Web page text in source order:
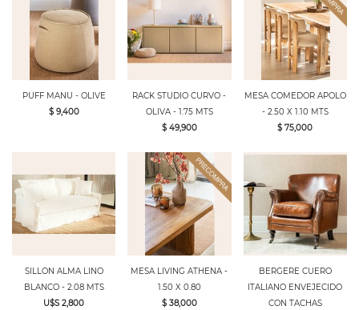
PUFF MANU - OLIVE
$ 9,400
RACK STUDIO CURVO -
OLIVA - 1.75 MTS
$ 49,900
MESA COMEDOR APOLO
- 2.50 X 1.10 MTS
$ 75,000
SILLON ALMA LINO
BLANCO - 2.08 MTS
U$S 2,800
MESA LIVING ATHENA -
1.50 X 0.80
$ 38,000
BERGERE CUERO
ITALIANO ENVEJECIDO
CON TACHAS